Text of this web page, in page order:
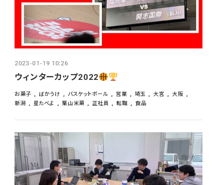
2023-01-19 10:26
ウィンターカップ2022
お菓子 ばかうけ バスケットボール 営業 埼玉 大宮
大阪
新潟
星たべよ 栗山米菓 正社員 転職 食品